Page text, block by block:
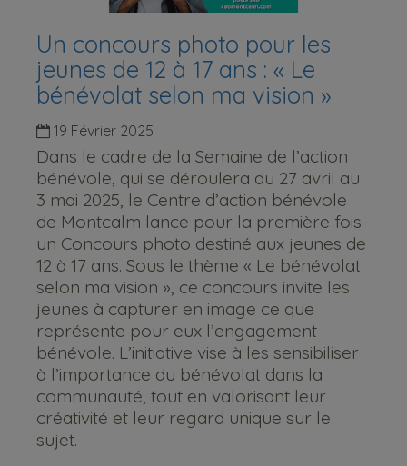
Un concours photo pour les
jeunes de 12 à 17 ans : « Le
bénévolat selon ma vision »
19 Février 2025
Dans le cadre de la Semaine de l’action
bénévole, qui se déroulera du 27 avril au
3 mai 2025, le Centre d’action bénévole
de Montcalm lance pour la première fois
un Concours photo destiné aux jeunes de
12 à 17 ans. Sous le thème « Le bénévolat
selon ma vision », ce concours invite les
jeunes à capturer en image ce que
représente pour eux l’engagement
bénévole. L’initiative vise à les sensibiliser
à l’importance du bénévolat dans la
communauté, tout en valorisant leur
créativité et leur regard unique sur le
sujet.